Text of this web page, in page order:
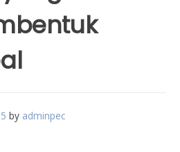
by adminpec